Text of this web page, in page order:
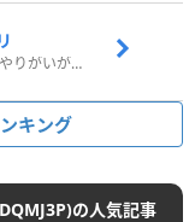
ペットを育ってポイ活しよう！可愛くやりがいがある新感覚アプリ
キング
の人気記事